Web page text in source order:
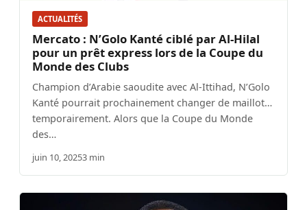
ACTUALITÉS
Mercato : N’Golo Kanté ciblé par Al-Hilal
pour un prêt express lors de la Coupe du
Monde des Clubs
Champion d’Arabie saoudite avec Al-Ittihad, N’Golo
Kanté pourrait prochainement changer de maillot…
temporairement. Alors que la Coupe du Monde
des…
juin 10, 20253 min